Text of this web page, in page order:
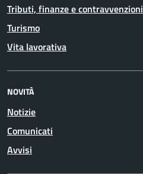
Tributi, finanze e contravvenzioni
Turismo
Vita lavorativa
NOVITÀ
Notizie
Comunicati
Avvisi